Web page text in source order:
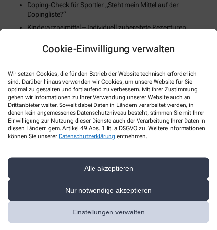
Cookie-Einwilligung verwalten
Wir setzen Cookies, die für den Betrieb der Website technisch erforderlich
sind. Darüber hinaus verwenden wir Cookies, um unsere Website für Sie
optimal zu gestalten und fortlaufend zu verbessern. Mit Ihrer Zustimmung
geben wir Informationen zu Ihrer Verwendung unserer Website auch an
Drittanbieter weiter. Soweit dabei Daten in Ländern verarbeitet werden, in
denen kein angemessenes Datenschutzniveau besteht, stimmen Sie mit Ihrer
Einwilligung zur Nutzung dieser Dienste auch der Verarbeitung Ihrer Daten in
diesen Ländern gem. Artikel 49 Abs. 1 lit. a DSGVO zu. Weitere Informationen
können Sie unserer Datenschutzerklärung entnehmen.
Alle akzeptieren
Nur notwendige akzeptieren
Einstellungen verwalten
Doping-Check für Sportler „Steht mein Mittel auf der
Dopingliste?“
Kinderarzneimittel – Individuell zubereitete Rezepturen
Kind?“ „Welche Impfung muss wann wiederholt werden“
Kontakt
Rodenstein Apotheke
Weinheim
+49-6201/18 32 85
rodenstein.apo@pharma-online.de